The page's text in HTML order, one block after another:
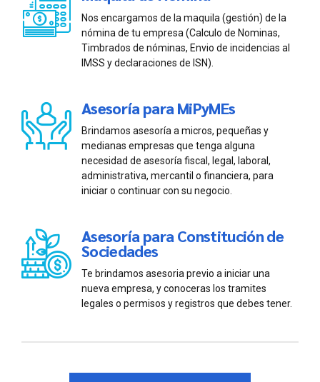
Nos encargamos de la maquila (gestión) de la
nómina de tu empresa (Calculo de Nominas,
Timbrados de nóminas, Envio de incidencias al
IMSS y declaraciones de ISN).
Asesoría para MiPyMEs
Brindamos asesoría a micros, pequeñas y
medianas empresas que tenga alguna
necesidad de asesoría fiscal, legal, laboral,
administrativa, mercantil o financiera, para
iniciar o continuar con su negocio.
Asesoría para Constitución de
Sociedades
Te brindamos asesoria previo a iniciar una
nueva empresa, y conoceras los tramites
legales o permisos y registros que debes tener.